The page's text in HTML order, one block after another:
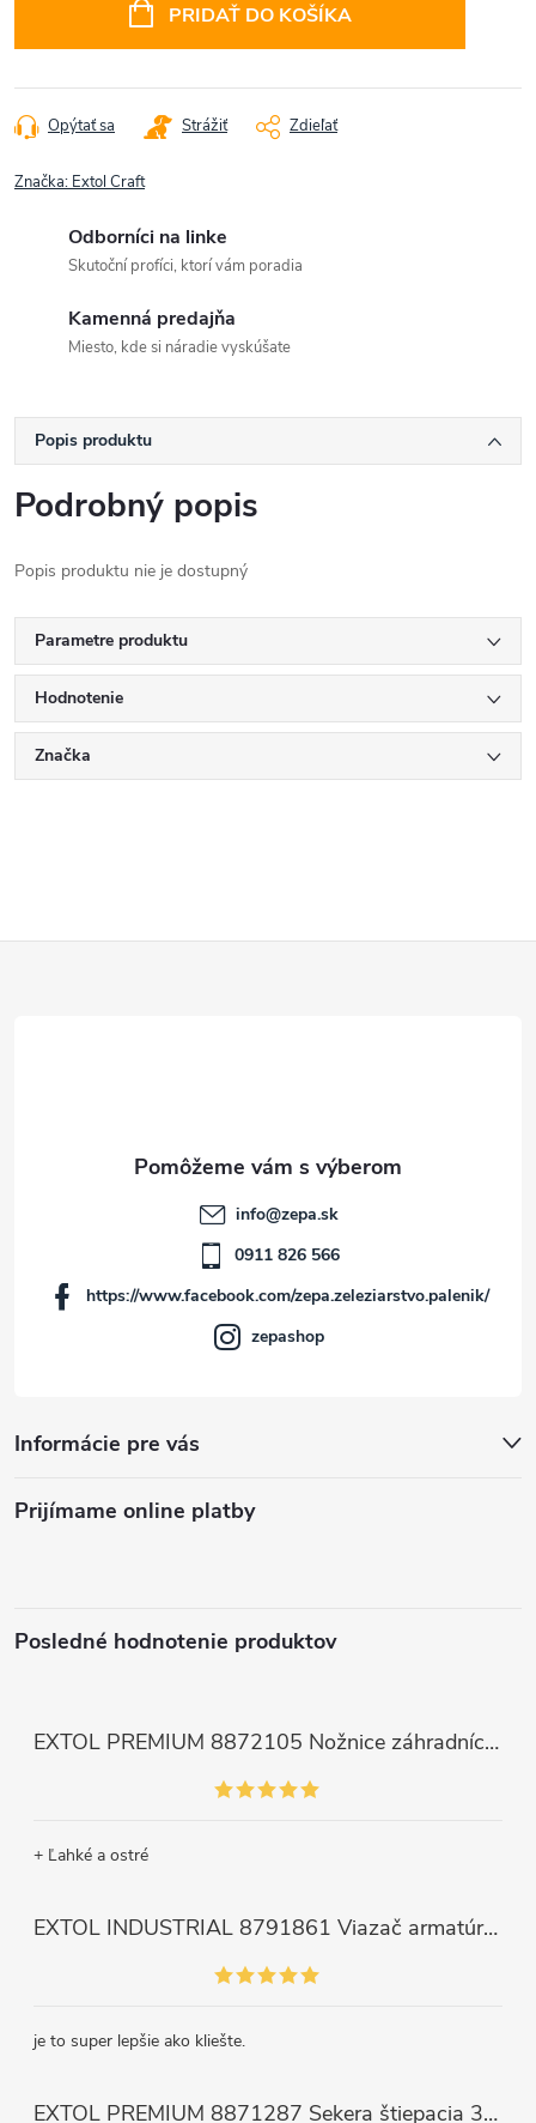
PRIDAŤ DO KOŠÍKA
Opýtať sa Strážiť Zdieľať
Značka: Extol Craft
Odborníci na linke
Skutoční profíci, ktorí vám poradia
Kamenná predajňa
Miesto, kde si náradie vyskúšate
Popis produktu
Podrobný popis
Popis produktu nie je dostupný
Parametre produktu
Hodnotenie
Značka
Informácie pre vás
info@zepa.sk
0911 826 566
https://www.facebook.com/zepa.zeleziarstvo.palenik/
zepashop
Prijímame online platby
Posledné hodnotenie produktov
EXTOL PREMIUM 8872105 Nožnice záhradnícke dlhé úzke, 200mm, max. prestrih Ø6mm
+ Ľahké a ostré
EXTOL INDUSTRIAL 8791861 Viazač armatúr aku Share20V, bez aku, drôt 0,8mm, oko 8-34mm, bezuhlíkový motor
je to super lepšie ako kliešte.
EXTOL PREMIUM 8871287 Sekera štiepacia 3500g, nylónová násada 910mm